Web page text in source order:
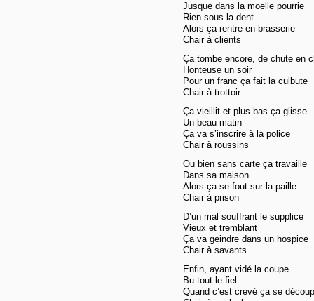
Jusque dans la moelle pourrie
Rien sous la dent
Alors ça rentre en brasserie
Chair à clients
Ça tombe encore, de chute en
Honteuse un soir
Pour un franc ça fait la culbute
Chair à trottoir
Ça vieillit et plus bas ça glisse
Un beau matin
Ça va s’inscrire à la police
Chair à roussins
Ou bien sans carte ça travaille
Dans sa maison
Alors ça se fout sur la paille
Chair à prison
D’un mal souffrant le supplice
Vieux et tremblant
Ça va geindre dans un hospice
Chair à savants
Enfin, ayant vidé la coupe
Bu tout le fiel
Quand c’est crevé ça se